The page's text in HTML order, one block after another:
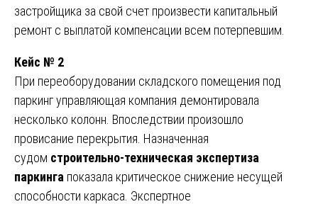
застройщика за свой счет произвести капитальный
ремонт с выплатой компенсации всем потерпевшим.
Кейс № 2
При переоборудовании складского помещения под
паркинг управляющая компания демонтировала
несколько колонн. Впоследствии произошло
провисание перекрытия. Назначенная
судом строительно-техническая экспертиза
паркинга показала критическое снижение несущей
способности каркаса. Экспертное